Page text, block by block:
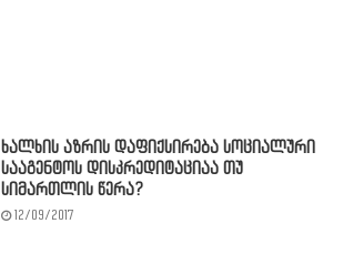
ხალხის აზრის დაფიქსირება სოციალური
სააგენტოს დისკრედიტაციაა თუ
სიმართლის წერა?
12/09/2017